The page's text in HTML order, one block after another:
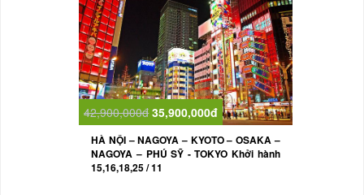
42,900,000đ 35,900,000đ
HÀ NỘI – NAGOYA – KYOTO – OSAKA –
NAGOYA – PHÚ SỸ - TOKYO Khởi hành
15,16,18,25 / 11